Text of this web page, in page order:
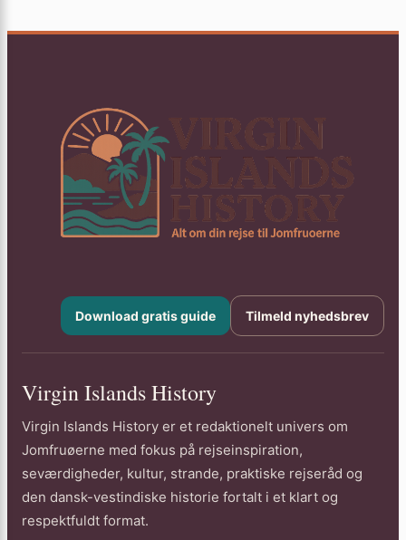
Download gratis guide Tilmeld nyhedsbrev
Virgin Islands History
Virgin Islands History er et redaktionelt univers om
Jomfruøerne med fokus på rejseinspiration,
seværdigheder, kultur, strande, praktiske rejseråd og
den dansk-vestindiske historie fortalt i et klart og
respektfuldt format.